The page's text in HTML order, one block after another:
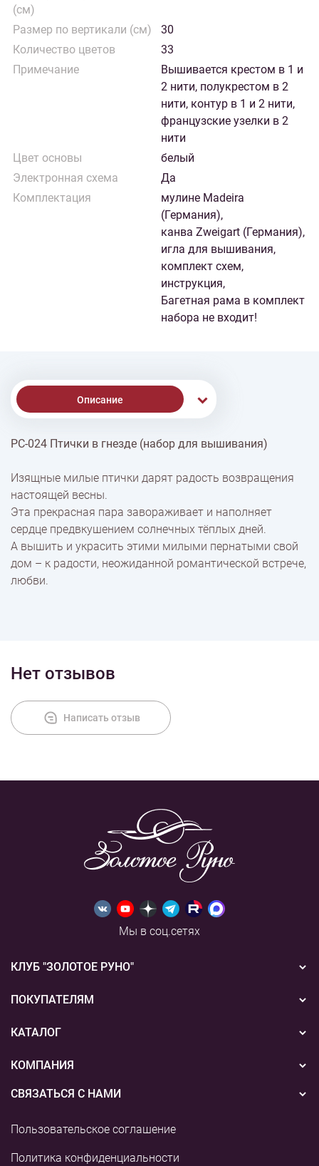
(см)
Размер по вертикали (см)
30
Количество цветов
33
Примечание
Вышивается крестом в 1 и
2 нити, полукрестом в 2
нити, контур в 1 и 2 нити,
французские узелки в 2
нити
Цвет основы
белый
Электронная схема
Да
Комплектация
мулине Madeira
(Германия),
канва Zweigart (Германия),
игла для вышивания,
комплект схем,
инструкция,
Багетная рама в комплект
набора не входит!
Описание
Доставка
Оплата
РС-024 Птички в гнезде (набор для вышивания)
Изящные милые птички дарят радость возвращения
настоящей весны.
Эта прекрасная пара завораживает и наполняет
сердце предвкушением солнечных тёплых дней.
А вышить и украсить этими милыми пернатыми свой
дом – к радости, неожиданной романтической встрече,
любви.
Нет отзывов
Написать отзыв
Мы в соц.сетях
КЛУБ "ЗОЛОТОЕ РУНО"
Новости
Акции
ПОКУПАТЕЛЯМ
Бонусная система
Подарочные сертификаты
Способы оплаты
КАТАЛОГ
Вышивка
Пряжа
КОМПАНИЯ
О нас
Наши магазины
Контакты и реквизиты
СВЯЗАТЬСЯ С НАМИ
Пользовательское соглашение
Политика конфиденциальности